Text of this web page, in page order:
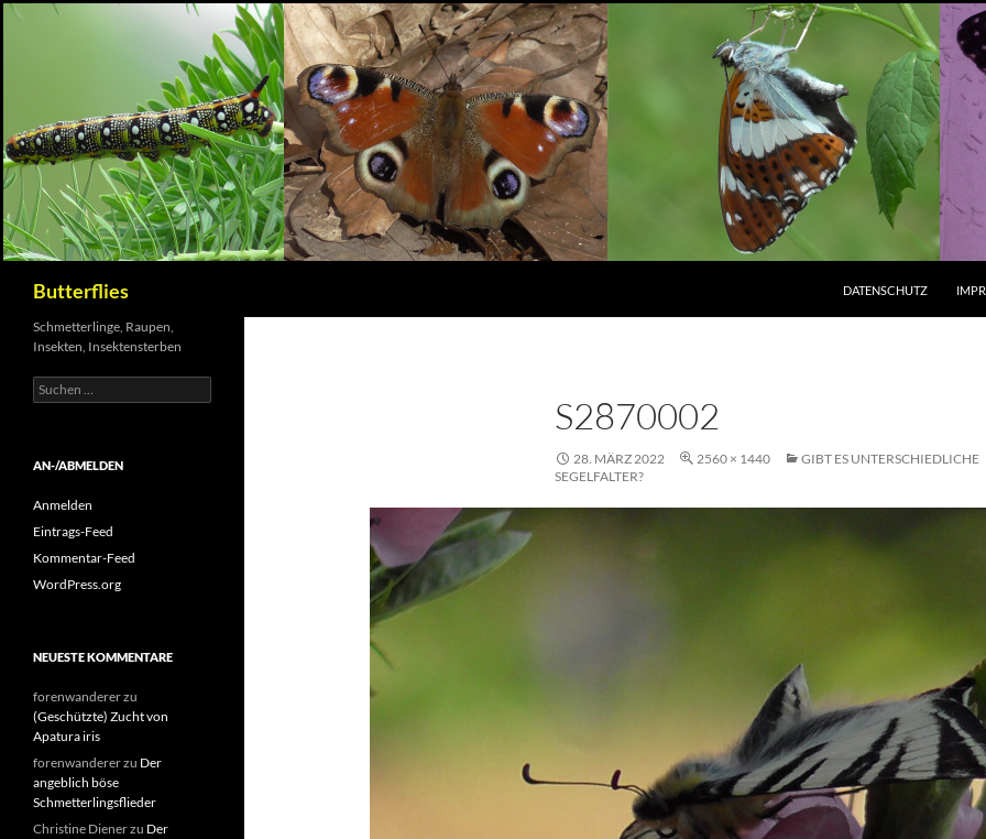
Butterflies
DATENSCHUTZ
S2870002
28. MÄRZ 2022 2560 × 1440
GIBT ES UNTERSCHIEDLICHE
SEGELFALTER?
Schmetterlinge, Raupen,
Insekten, Insektensterben
Suchen
nach:
AN-/ABMELDEN
Anmelden
Eintrags-Feed
Kommentar-Feed
WordPress.org
NEUESTE KOMMENTARE
forenwandererzu
(Geschützte) Zucht von
Apatura iris
forenwandererzu Der
angeblich böse
Schmetterlingsflieder
Christine Dienerzu Der